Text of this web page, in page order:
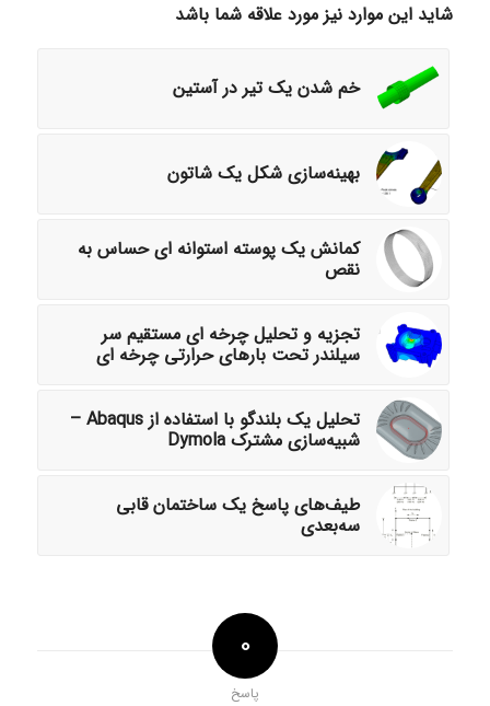
شاید این موارد نیز مورد علاقه شما باشد
خم شدن یک تیر در آستین
بهینه‌سازی شکل یک شاتون
کمانش یک پوسته استوانه ای حساس به
نقص
تجزیه و تحلیل چرخه ای مستقیم سر
سیلندر تحت بارهای حرارتی چرخه ای
تحلیل یک بلندگو با استفاده از Abaqus –
شبیه‌سازی مشترک Dymola
طیف‌های پاسخ یک ساختمان قابی
سه‌بعدی
0
پاسخ